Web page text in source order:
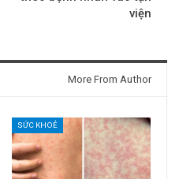
viện
More From Author
SỨC KHOẺ